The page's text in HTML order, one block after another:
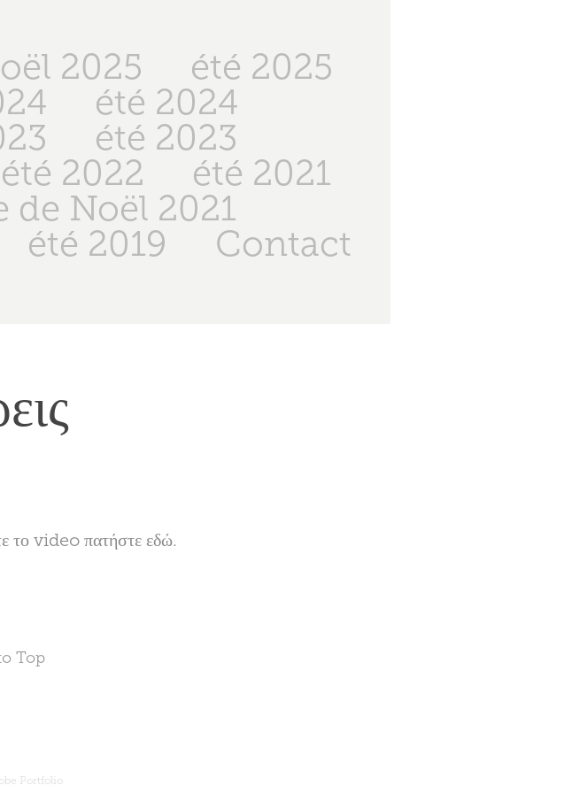
2025
été 2025
été 2024
été 2023
été 2022
été 2021
de Noël 2021
été 2019 Contact
το video πατήστε εδώ.
Top
Portfolio